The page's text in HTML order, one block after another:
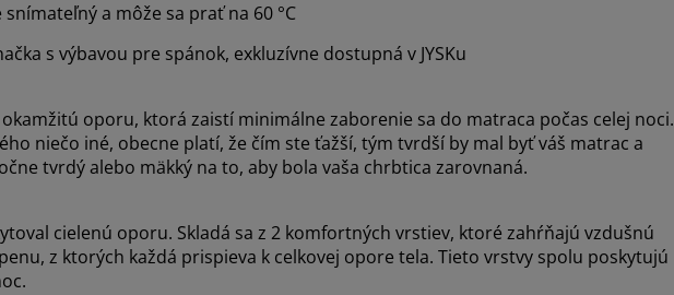
snímateľný a môže sa prať na 60 °C
s výbavou pre spánok, exkluzívne dostupná v JYSKu
oporu, ktorá zaistí minimálne zaborenie sa do matraca počas celej noci.
niečo iné, obecne platí, že čím ste ťažší, tým tvrdší by mal byť váš matrac a
tvrdý alebo mäkký na to, aby bola vaša chrbtica zarovnaná.
cielenú oporu. Skladá sa z 2 komfortných vrstiev, ktoré zahŕňajú vzdušnú
z ktorých každá prispieva k celkovej opore tela. Tieto vrstvy spolu poskytujú